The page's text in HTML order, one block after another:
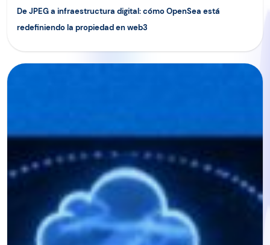
De JPEG a infraestructura digital: cómo OpenSea está
redefiniendo la propiedad en web3
Zero Trust: cómo funciona el modelo de seguridad que no